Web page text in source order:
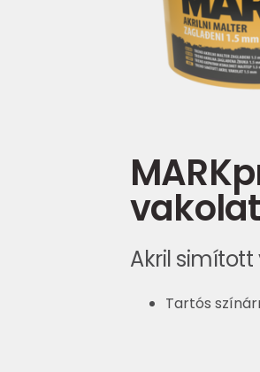
Akril
Tartós